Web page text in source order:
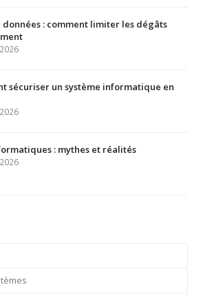
données : comment limiter les dégâts
sécuriser un système informatique en
: mythes et réalités